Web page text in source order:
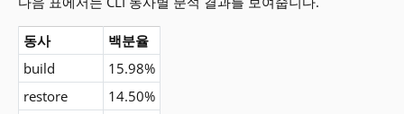
동사
백분율
build
15.98%
restore
14.50%